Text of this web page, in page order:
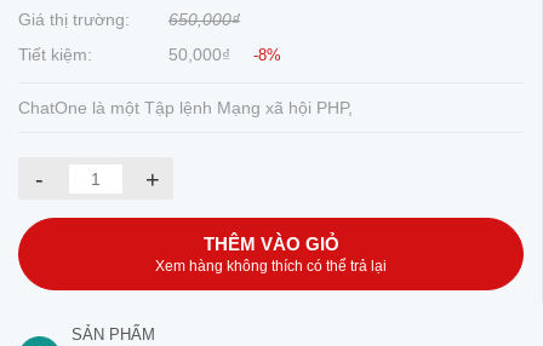
Giá thị trường:
650,000₫
Tiết kiệm:
50,000₫ -8%
ChatOne là một Tập lệnh Mạng xã hội PHP,
- +
THÊM VÀO GIỎ
Xem hàng không thích có thể trả lại
SẢN PHẨM